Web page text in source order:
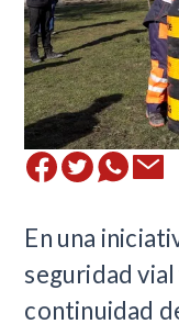
​En una
seguridad
continuidad